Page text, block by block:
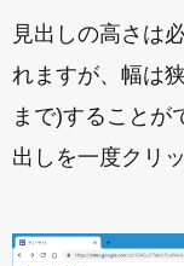
見出しの高さは
れますが、幅は
まで)することが
出しを一度クリ